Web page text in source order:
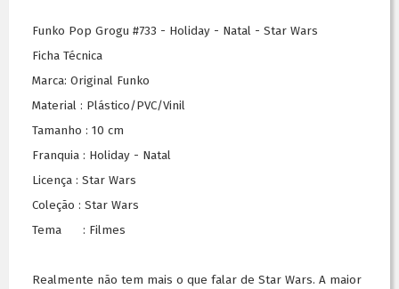
Funko Pop Grogu #733 - Holiday - Natal - Star Wars
Ficha Técnica
Marca: Original Funko
Material : Plástico/PVC/Vinil
Tamanho : 10 cm
Franquia : Holiday - Natal
Licença : Star Wars
Coleção : Star Wars
Tema : Filmes
Realmente não tem mais o que falar de Star Wars. A maior